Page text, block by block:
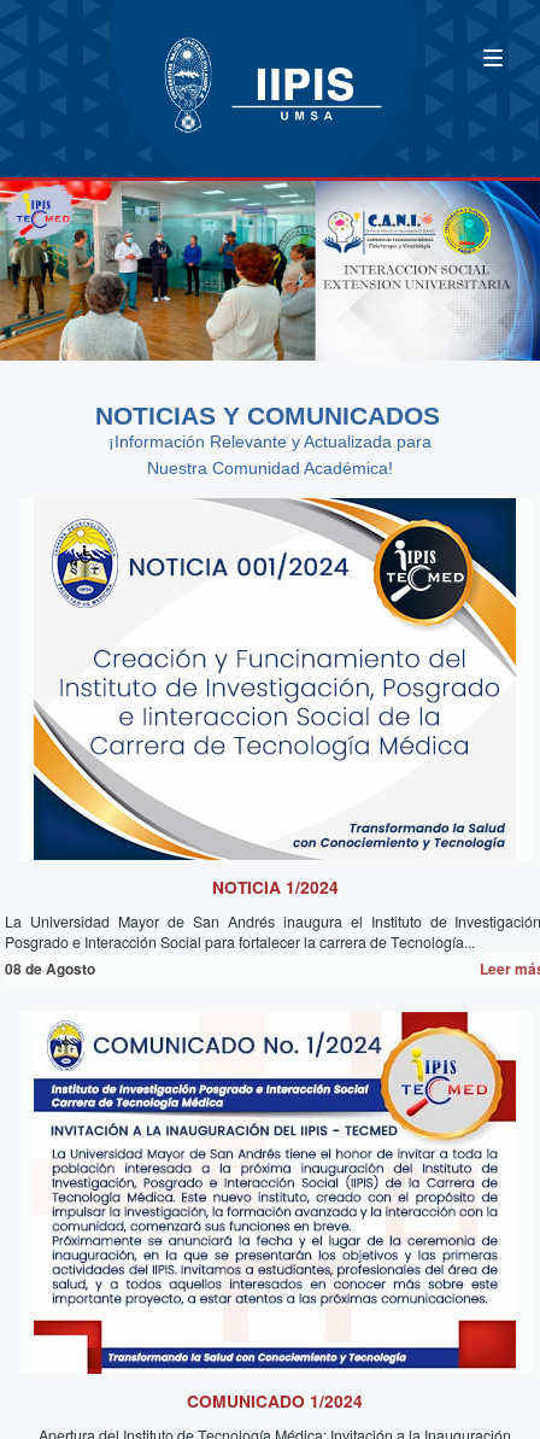
NOTICIAS Y COMUNICADOS
¡Información Relevante y Actualizada para
Nuestra Comunidad Académica!
NOTICIA 1/2024
La Universidad Mayor de San Andrés inaugura el Instituto de
Posgrado e Interacción Social para fortalecer la carrera de Tecnología...
08 deAgosto Leer
COMUNICADO 1/2024